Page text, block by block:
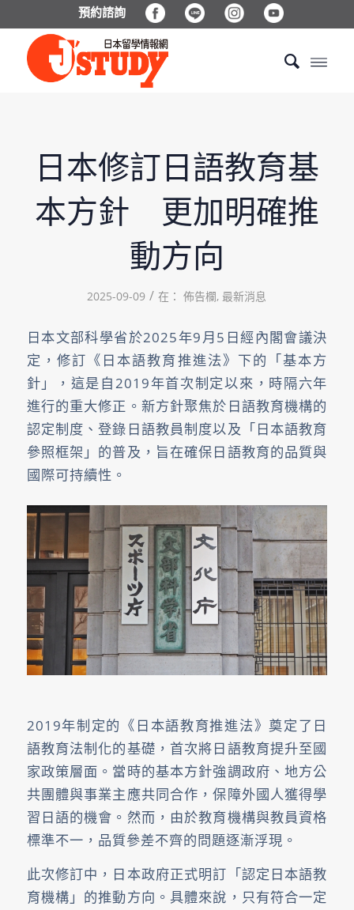
預約諮詢
日本修訂日語教育基
本方針 更加明確推
動方向
2025-09-09 / 在：佈告欄, 最新消息
日本文部科學省於2025年9月5日經內閣會議決
定，修訂《日本語教育推進法》下的「基本方
針」，這是自2019年首次制定以來，時隔六年
進行的重大修正。新方針聚焦於日語教育機構的
認定制度、登錄日語教員制度以及「日本語教育
參照框架」的普及，旨在確保日語教育的品質與
國際可持續性。
2019年制定的《日本語教育推進法》奠定了日
語教育法制化的基礎，首次將日語教育提升至國
家政策層面。當時的基本方針強調政府、地方公
共團體與事業主應共同合作，保障外國人獲得學
習日語的機會。然而，由於教育機構與教員資格
標準不一，品質參差不齊的問題逐漸浮現。
此次修訂中，日本政府正式明訂「認定日本語教
育機構」的推動方向。具體來說，只有符合一定